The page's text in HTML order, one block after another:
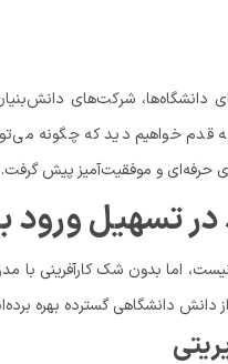
دانشگاه‌ها، شرکت‌های
قدم خواهیم دید که چگونه
حرفه‌ای و موفقیت‌آمیز پیش گرفت.
تسهیل ورود
اما بدون شک کارآفرینی با
از دانش دانشگاهی گسترده بهره